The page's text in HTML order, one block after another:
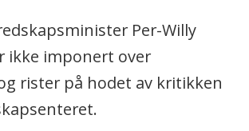
Per-Willy
ikke imponert over
rister på hodet av kritikken